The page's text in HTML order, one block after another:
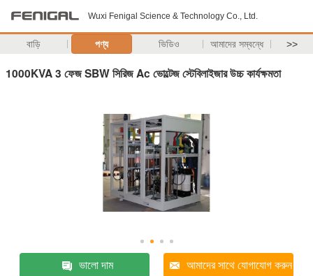
Wuxi Fenigal Science & Technology Co., Ltd.
বাড়ি পণ্য ভিডিও আমাদের সম্বন্ধে >>
1000KVA 3 ফেজ SBW সিরিজ Ac ভোল্টেজ স্টেবিলাইজার উচ্চ কার্যক্ষমতা
ভালো দাম আমাদের সাথে যোগাযোগ করুন